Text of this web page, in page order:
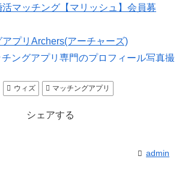
マッチング【マリッシュ】会員募
プリArchers(アーチャーズ)
チングアプリ専門のプロフィール写真撮
写真を撮影【マッチングフォト】
ウィズ マッチングアプリ
シェアする
admin